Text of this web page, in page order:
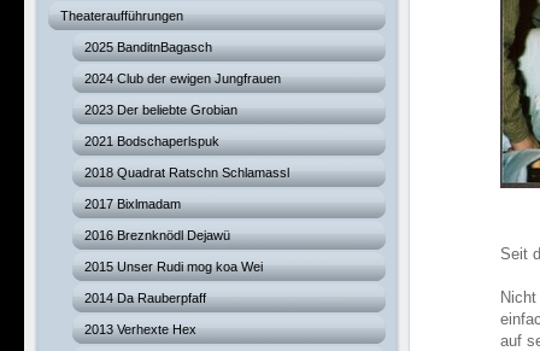
Theateraufführungen
2025 BanditnBagasch
2024 Club der ewigen Jungfrauen
2023 Der beliebte Grobian
2021 Bodschaperlspuk
2018 Quadrat Ratschn Schlamassl
2017 Bixlmadam
2016 Breznknödl Dejawü
2015 Unser Rudi mog koa Wei
2014 Da Rauberpfaff
2013 Verhexte Hex
Seit
auf